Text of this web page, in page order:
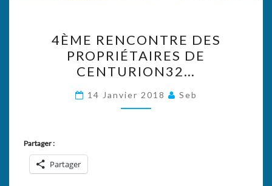
RENCONTRE
DES
PROPRIÉTAIRES
DE
CENTURION32…
4ÈME RENCONTRE DES
PROPRIÉTAIRES DE
CENTURION32…
14 Janvier 2018 Seb
Partager :
Partager